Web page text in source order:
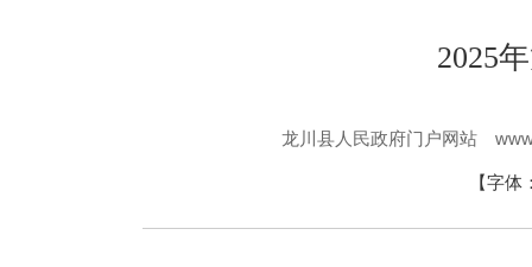
2025
龙川县人民政府门户网站
【字体